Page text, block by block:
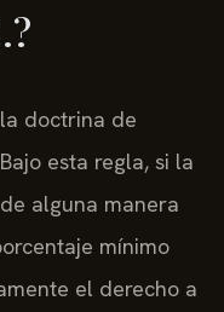
doctrina de
esta regla, si la
alguna manera
mínimo
el derecho a